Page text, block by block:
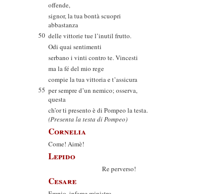
offende,
signor, la tua bontà scuopri
abbastanza
50 delle vittorie tue l’inutil frutto.
Odi quai sentimenti
serbano i vinti contro te. Vincesti
ma la fé del mio rege
compie la tua vittoria e t’assicura
55 per sempre d’un nemico; osserva,
questa
ch’or ti presento è di Pompeo la testa.
(Presenta la testa di Pompeo)
Cornelia
Come! Aimè!
Lepido
Re perverso!
Cesare